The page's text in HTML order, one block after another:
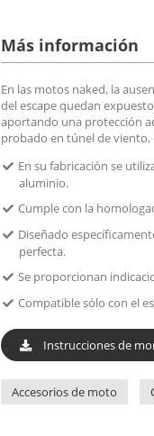
Más información
En las motos naked, la
del escape quedan
aportando una protección
probado en túnel de
En su fabricación se
aluminio.
Cumple con la
Diseñado
perfecta.
Se proporcionan
Compatible sólo con el
Instrucciones de
Accesorios de moto